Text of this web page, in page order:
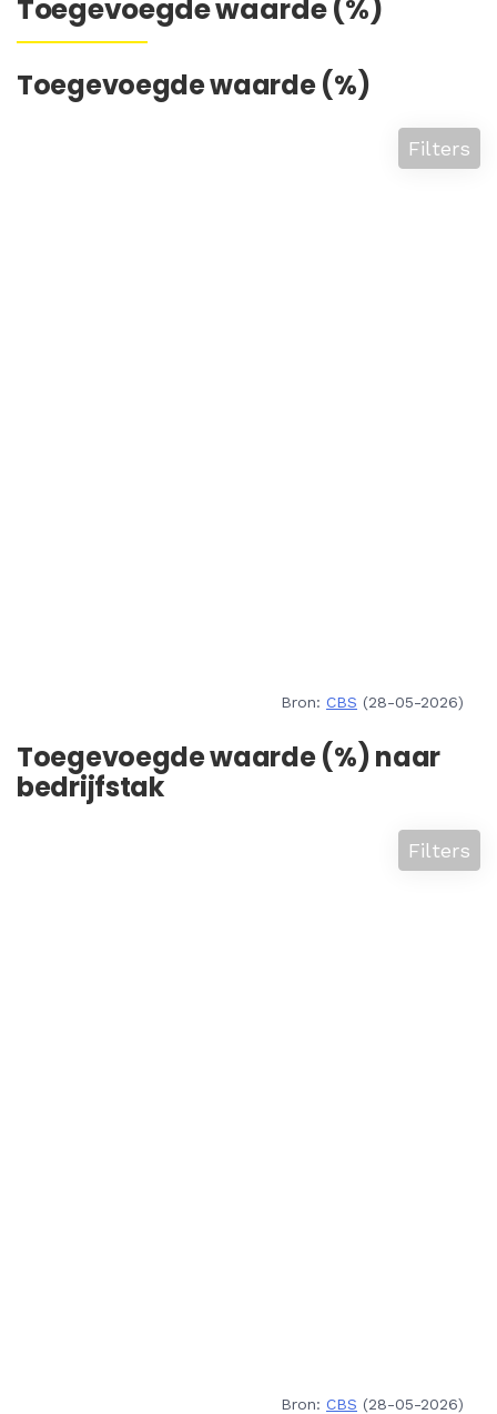
Toegevoegde waarde (%)
Toegevoegde waarde (%)
Filters
Bron: CBS (28-05-2026)
Toegevoegde waarde (%) naar
bedrijfstak
Filters
Bron: CBS (28-05-2026)